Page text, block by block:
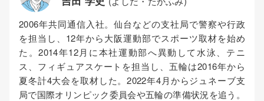
2006年共同通信入社。仙台などの支社局で警察や行政
を担当し、12年から大阪運動部でスポーツ取材を始め
た。2014年12月に本社運動部へ異動して水泳、テニ
ス、フィギュアスケートを担当し、五輪は2016年から
夏冬計4大会を取材した。2022年4月からジュネーブ支
局で国際オリンピック委員会や五輪の準備状況を追う。